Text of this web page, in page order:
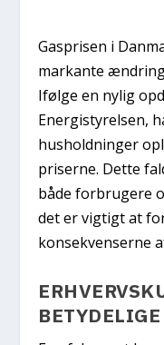
Gasprisen i
markante
Ifølge en nylig
Energistyrelsen,
husholdninger
priserne. Dette
både forbrugere
det er vigtigt at
konsekvenserne